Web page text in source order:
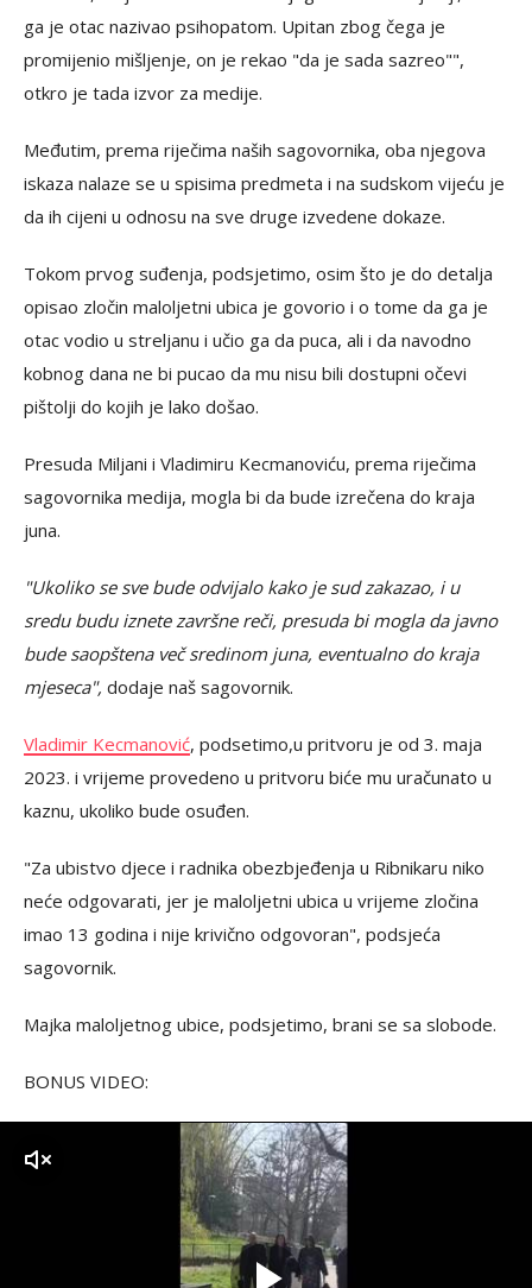
ga je otac nazivao psihopatom. Upitan zbog čega je
promijenio mišljenje, on je rekao "da je sada sazreo"",
otkro je tada izvor za medije.
Međutim, prema riječima naših sagovornika, oba njegova
iskaza nalaze se u spisima predmeta i na sudskom vijeću je
da ih cijeni u odnosu na sve druge izvedene dokaze.
Tokom prvog suđenja, podsjetimo, osim što je do detalja
opisao zločin maloljetni ubica je govorio i o tome da ga je
otac vodio u streljanu i učio ga da puca, ali i da navodno
kobnog dana ne bi pucao da mu nisu bili dostupni očevi
pištolji do kojih je lako došao.
Presuda Miljani i Vladimiru Kecmanoviću, prema riječima
sagovornika medija, mogla bi da bude izrečena do kraja
juna.
"Ukoliko se sve bude odvijalo kako je sud zakazao, i u
sredu budu iznete završne reči, presuda bi mogla da javno
bude saopštena več sredinom juna, eventualno do kraja
mjeseca", dodaje naš sagovornik.
Vladimir Kecmanović, podsetimo,u pritvoru je od 3. maja
2023. i vrijeme provedeno u pritvoru biće mu uračunato u
kaznu, ukoliko bude osuđen.
"Za ubistvo djece i radnika obezbjeđenja u Ribnikaru niko
neće odgovarati, jer je maloljetni ubica u vrijeme zločina
imao 13 godina i nije krivično odgovoran", podsjeća
sagovornik.
Majka maloljetnog ubice, podsjetimo, brani se sa slobode.
BONUS VIDEO: